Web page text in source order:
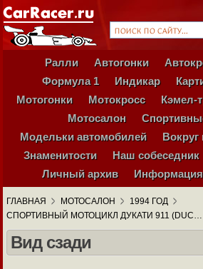
Ралли Автогонки
Формула 1
Индикар
Мотогонки
Мотокросс Кэмел-
Мотосалон
Модельки автомобилей
Вокруг
Знаменитости
Наш собеседник
Личный архив
Информация
ГЛАВНАЯ МОТОСАЛОН
1994 ГОД
СПОРТИВНЫЙ МОТОЦИКЛ ДУКАТИ 911 (DUC…
Вид сзади